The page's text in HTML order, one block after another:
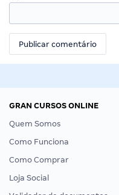
GRAN CURSOS ONLINE
Quem Somos
Como Funciona
Como Comprar
Loja Social